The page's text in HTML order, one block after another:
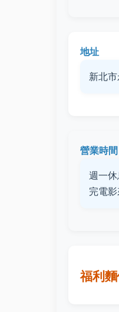
地址
新北
營業時間
週一
完電影
福利